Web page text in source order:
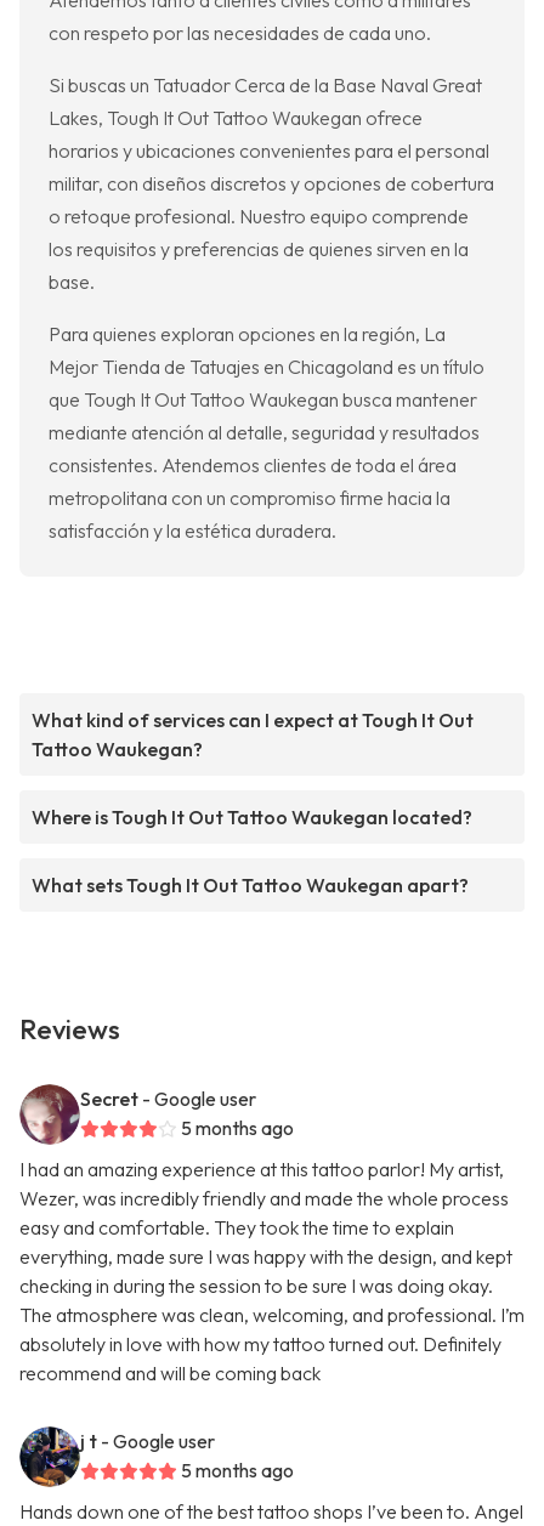
con respeto por las necesidades de cada uno.
Si buscas un Tatuador Cerca de la Base Naval Great
Lakes, Tough It Out Tattoo Waukegan ofrece
horarios y ubicaciones convenientes para el personal
militar, con diseños discretos y opciones de cobertura
o retoque profesional. Nuestro equipo comprende
los requisitos y preferencias de quienes sirven en la
base.
Para quienes exploran opciones en la región, La
Mejor Tienda de Tatuajes en Chicagoland es un título
que Tough It Out Tattoo Waukegan busca mantener
mediante atención al detalle, seguridad y resultados
consistentes. Atendemos clientes de toda el área
metropolitana con un compromiso firme hacia la
satisfacción y la estética duradera.
What kind of services can I expect at Tough It Out
Tattoo Waukegan?
Where is Tough It Out Tattoo Waukegan located?
What sets Tough It Out Tattoo Waukegan apart?
Reviews
Secret - Google user
5 months ago
I had an amazing experience at this tattoo parlor! My artist,
Wezer, was incredibly friendly and made the whole process
easy and comfortable. They took the time to explain
everything, made sure I was happy with the design, and kept
checking in during the session to be sure I was doing okay.
The atmosphere was clean, welcoming, and professional. I’m
absolutely in love with how my tattoo turned out. Definitely
recommend and will be coming back
j t - Google user
5 months ago
Hands down one of the best tattoo shops I’ve been to. Angel